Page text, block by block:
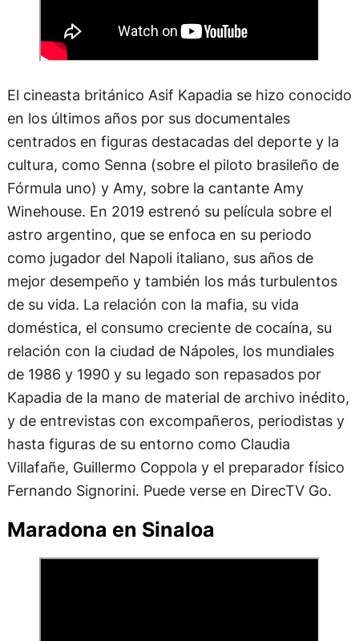
El cineasta británico Asif Kapadia se hizo conocido
en los últimos años por sus documentales
centrados en figuras destacadas del deporte y la
cultura, como Senna (sobre el piloto brasileño de
Fórmula uno) y Amy, sobre la cantante Amy
Winehouse. En 2019 estrenó su película sobre el
astro argentino, que se enfoca en su periodo
como jugador del Napoli italiano, sus años de
mejor desempeño y también los más turbulentos
de su vida. La relación con la mafia, su vida
doméstica, el consumo creciente de cocaína, su
relación con la ciudad de Nápoles, los mundiales
de 1986 y 1990 y su legado son repasados por
Kapadia de la mano de material de archivo inédito,
y de entrevistas con excompañeros, periodistas y
hasta figuras de su entorno como Claudia
Villafañe, Guillermo Coppola y el preparador físico
Fernando Signorini. Puede verse en DirecTV Go.
Maradona en Sinaloa